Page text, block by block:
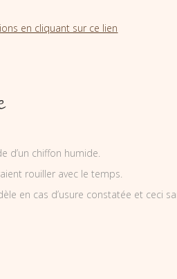
en cliquant sur ce lien
d’un chiffon humide.
rouiller avec le temps.
en cas d’usure constatée et ceci